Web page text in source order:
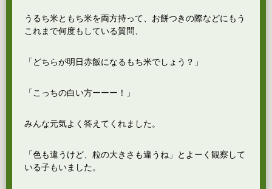
うるち米ともち米を両方持って、お餅つきの際などにもう
これまで何度もしている質問、
「どちらが明日赤飯になるもち米でしょう？」
「こっちの白い方ーーー！」
みんな元気よく答えてくれました。
「色も違うけど、粒の大きさも違うね」とよーく観察して
いる子もいました。